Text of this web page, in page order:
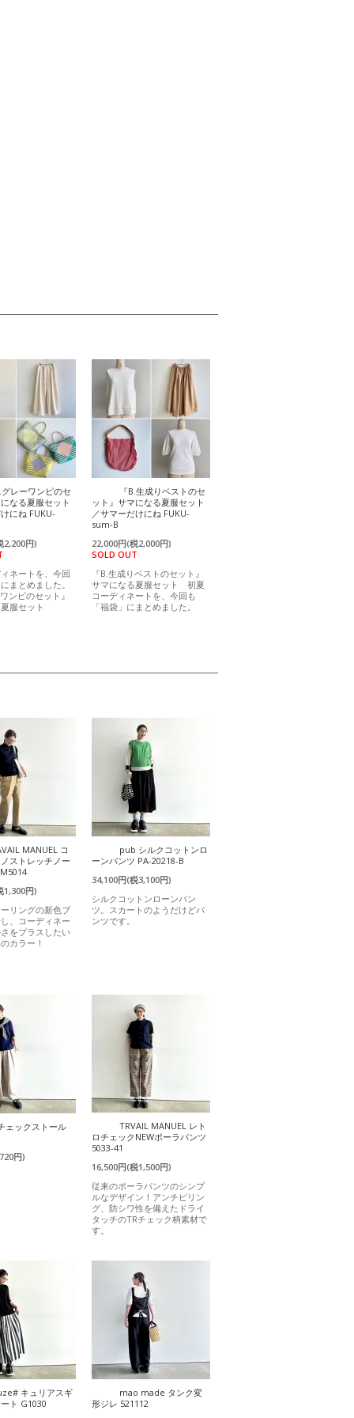
グレーワンピのセ
なる夏服セット
にね FUKU-
2,200円)
ネートを、今回
まとめました。
ンピのセット』
服セット
『B.生成りベストのセ
ット』サマになる夏服セット
／サマーだけにね FUKU-
sum-B
22,000円(税2,000円)
SOLD OUT
『B.生成りベストのセット』
サマになる夏服セット 初夏
コーディネートを、今回も
「福袋」にまとめました。
MANUEL コ
ストレッチノー
1,300円)
リングの新色ブ
、コーディネー
さをプラスしたい
カラー！
pub シルクコットンロ
ーンパンツ PA-20218-B
34,100円(税3,100円)
シルクコットンローンパン
ツ。スカートのようだけどパ
ンツです。
ェックストール
円)
TRVAIL MANUEL レト
ロチェックNEWポーラパンツ
5033-41
16,500円(税1,500円)
従来のポーラパンツのシンプ
ルなデザイン！アンチピリン
グ、防シワ性を備えたドライ
タッチのTRチェック柄素材で
す。
キュリアスギ
ト G1030
mao made タンク変
形ジレ 521112